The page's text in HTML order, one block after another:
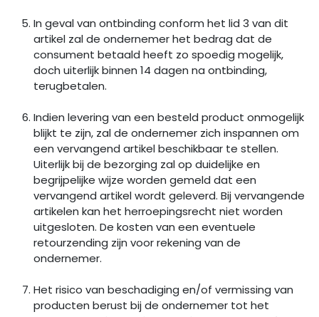
In geval van ontbinding conform het lid 3 van dit
artikel zal de ondernemer het bedrag dat de
consument betaald heeft zo spoedig mogelijk,
doch uiterlijk binnen 14 dagen na ontbinding,
terugbetalen.
Indien levering van een besteld product onmogelijk
blijkt te zijn, zal de ondernemer zich inspannen om
een vervangend artikel beschikbaar te stellen.
Uiterlijk bij de bezorging zal op duidelijke en
begrijpelijke wijze worden gemeld dat een
vervangend artikel wordt geleverd. Bij vervangende
artikelen kan het herroepingsrecht niet worden
uitgesloten. De kosten van een eventuele
retourzending zijn voor rekening van de
ondernemer.
Het risico van beschadiging en/of vermissing van
producten berust bij de ondernemer tot het